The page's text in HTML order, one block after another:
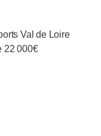
Val de Loire
22 000€